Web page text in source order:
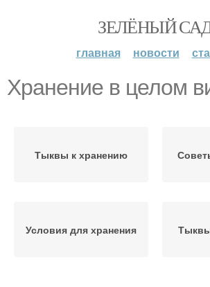
ЗЕЛЁНЫЙ
главная новости
Хранение в целом
Тыквы к хранению
Условия для хранения